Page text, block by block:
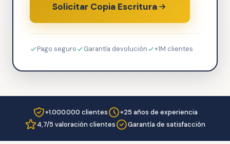
Solicitar Copia Escritura
Pago seguro Garantía devolución +1M clientes
+1.000.000 clientes
+25 años de experiencia
4,7/5 valoración clientes
Garantía de satisfacción